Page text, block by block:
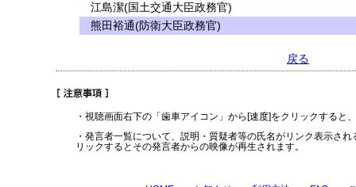
江島潔(国土交通大臣政務官)
熊田裕通(防衛大臣政務官)
戻る
・視聴画面右下の「歯車アイコン」から[速度]をクリックすると
・発言者一覧について、説明・質疑者等の氏名がリンク表示さ
リックするとその発言者からの映像が再生されます。